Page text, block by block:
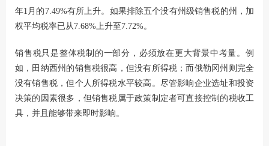
年1月的7.49%有所上升。如果排除五个没有州级销售税的州，加
权平均税率已从7.68%上升至7.72%。
销售税只是整体税制的一部分，必须放在更大背景中考量。例
如，田纳西州的销售税很高，但没有所得税；而俄勒冈州则完全
没有销售税，但个人所得税水平较高。尽管影响企业选址和投资
决策的因素很多，但销售税属于政策制定者可直接控制的税收工
具，并且能够带来即时影响。